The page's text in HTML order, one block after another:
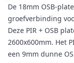
De 18mm OSB-
groefverbinding
Deze PIR + OSB
2600x600mm. Het
een 9mm dunne